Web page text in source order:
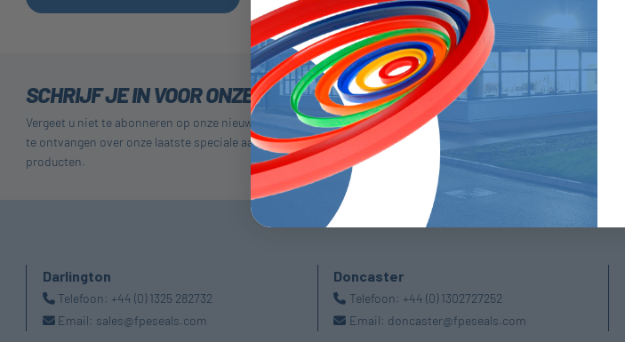
SCHRIJF JE IN VOOR ONZE NIEUWSBRIEF
Vergeet u niet te abonneren op onze nieuwsbrief om informatie
te ontvangen over onze laatste speciale aanbiedingen en nieuwe
producten.
Darlington
Telefoon: +44 (0) 1325 282732
Email: sales@fpeseals.com
Doncaster
Telefoon: +44 (0) 1302727252
Email: doncaster@fpeseals.com